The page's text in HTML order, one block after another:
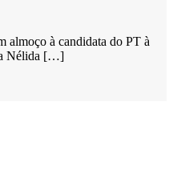
almoço à candidata do PT à
Nélida […]